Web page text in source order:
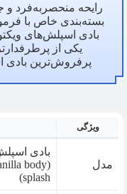
رایحه منحصربه‌فرد و
بسته‌بندی خاص با
بادی اسپلش‌های
یکی از
پرفروش‌ترین بادی
ویژگی
مدل
بادی
body
splash)